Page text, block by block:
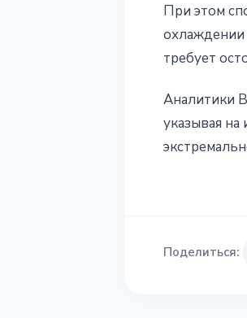
При этом
охлаждении
требует
Аналитики
указывая
Поделиться: